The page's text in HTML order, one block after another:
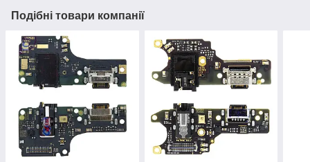
Подібні товари компанії